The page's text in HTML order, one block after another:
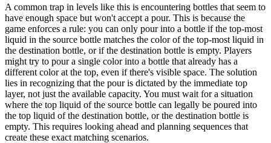
A common trap in levels like this is encountering bottles that seem to
have enough space but won't accept a pour. This is because the
game enforces a rule: you can only pour into a bottle if the top-most
liquid in the source bottle matches the color of the top-most liquid in
the destination bottle, or if the destination bottle is empty. Players
might try to pour a single color into a bottle that already has a
different color at the top, even if there's visible space. The solution
lies in recognizing that the pour is dictated by the immediate top
layer, not just the available capacity. You must wait for a situation
where the top liquid of the source bottle can legally be poured into
the top liquid of the destination bottle, or the destination bottle is
empty. This requires looking ahead and planning sequences that
create these exact matching scenarios.